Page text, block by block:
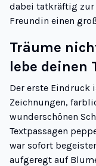
dabei tatkräftig zur
Freundin einen
Träume
lebe deinen
Der erste Eindruck
Zeichnungen,
wunderschönen
Textpassagen
war sofort
aufgeregt auf